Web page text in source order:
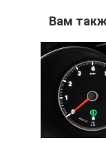
Вам